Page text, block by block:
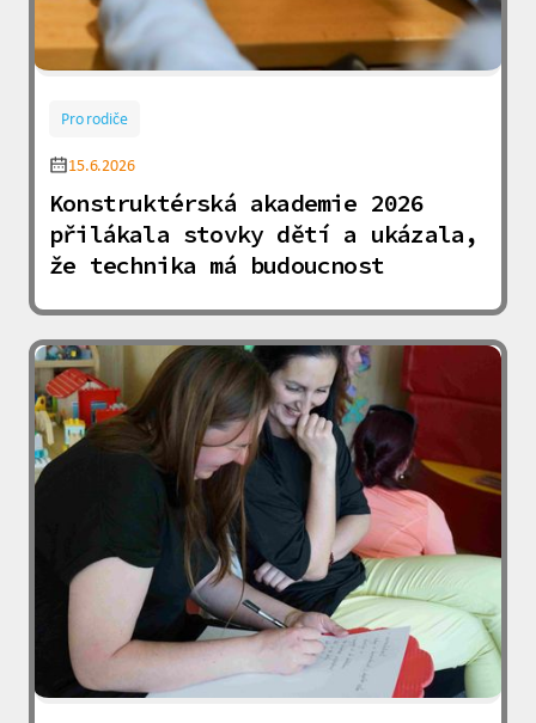
Pro rodiče
15.6.2026
Konstruktérská akademie 2026
přilákala stovky dětí a ukázala,
že technika má budoucnost